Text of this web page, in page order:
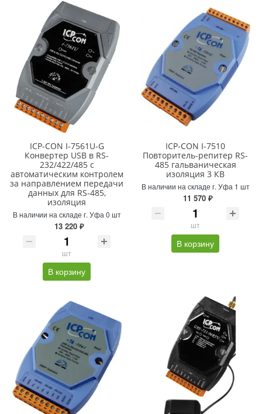
ICP-CON I-7561U-G
Конвертер USB в RS-
232/422/485 с
автоматическим контролем
за направлением передачи
данных для RS-485,
изоляция
В наличии на складе г. Уфа 0 шт
13 220 ₽
шт
В корзину
ICP-CON I-7510
Повторитель-репитер RS-
485 гальваническая
изоляция 3 КВ
В наличии на складе г. Уфа 1 шт
11 570 ₽
шт
В корзину